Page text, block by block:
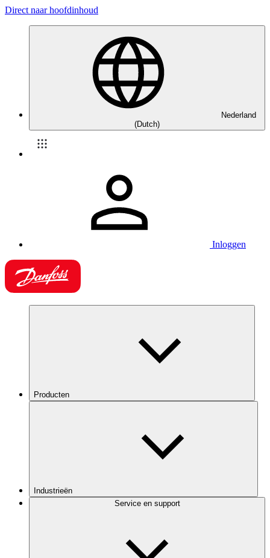
Direct naar hoofdinhoud
Nederland
(Dutch)
Inloggen
Producten
Industrieën
Service en support